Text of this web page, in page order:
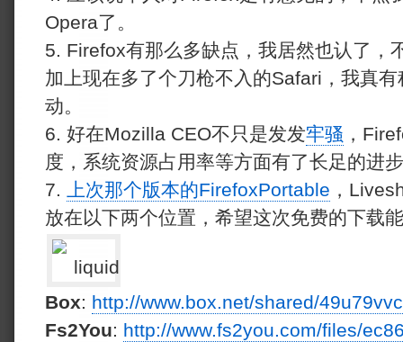
Opera了。
5. Firefox有那么多缺点，我居然也认了，
加上现在多了个刀枪不入的Safari，我真
动。
6. 好在Mozilla CEO不只是发发牢骚 ，
度，系统资源占用率等方面有了长足的进
7.
上次那个版本的FirefoxPortable ，
放在以下两个位置，希望这次免费的下载
Box: http://www.box.net/shared/
Fs2You: http://www.fs2you.com/files/